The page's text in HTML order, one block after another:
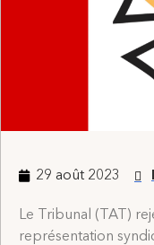
29 août 2023
Le Tribunal (TAT)
représentation